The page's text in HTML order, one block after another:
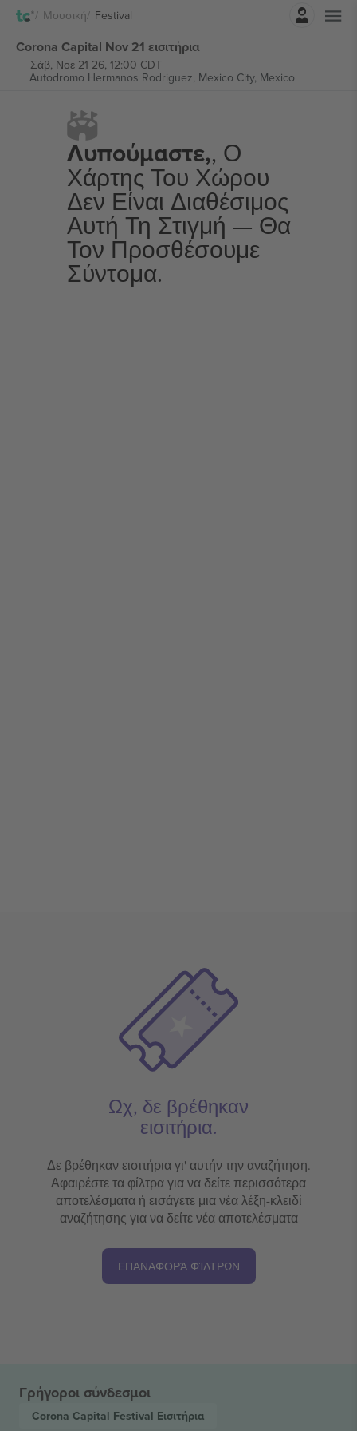
Μουσική Festival
Corona Capital Nov 21 εισιτήρια
Σάβ, Νοε 21 26, 12:00 CDT
Autodromo Hermanos Rodriguez, Mexico City, Mexico
Λυπούμαστε,, Ο
Χάρτης Του Χώρου
Δεν Είναι Διαθέσιμος
Αυτή Τη Στιγμή — Θα
Τον Προσθέσουμε
Σύντομα.
Ωχ, δε βρέθηκαν
εισιτήρια.
Δε βρέθηκαν εισιτήρια γι' αυτήν την αναζήτηση.
Αφαιρέστε τα φίλτρα για να δείτε περισσότερα
αποτελέσματα ή εισάγετε μια νέα λέξη-κλειδί
αναζήτησης για να δείτε νέα αποτελέσματα
ΕΠΑΝΑΦΟΡΆ ΦΊΛΤΡΩΝ
Γρήγοροι σύνδεσμοι
Corona Capital Festival Εισιτήρια